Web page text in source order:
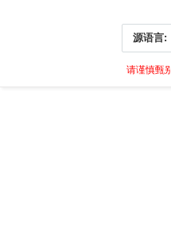
源语言:
请谨慎甄